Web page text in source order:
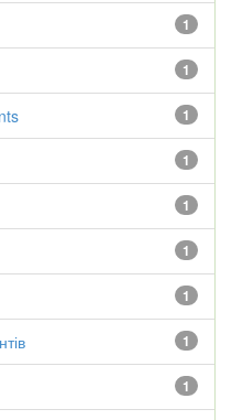
1
1
1
1
1
1
1
1
1